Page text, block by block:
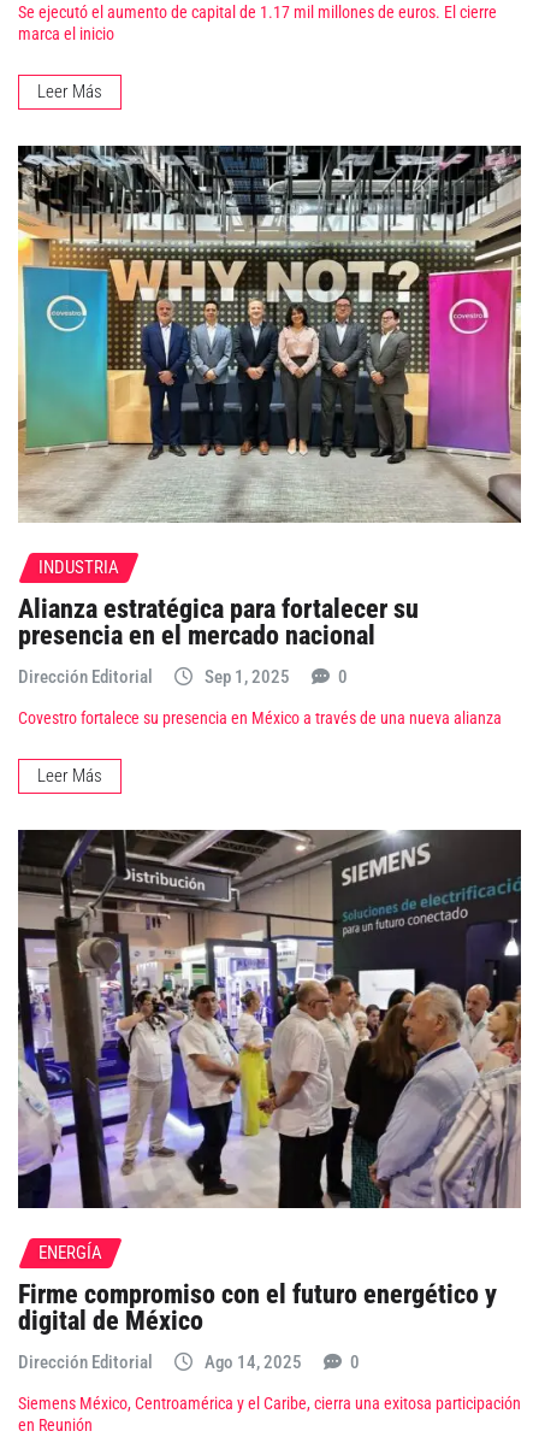
Se ejecutó el aumento de capital de 1.17 mil millones de euros. El cierre
marca el inicio
Leer Más
INDUSTRIA
Alianza estratégica para fortalecer su
presencia en el mercado nacional
Dirección Editorial Sep 1, 2025 0
Covestro fortalece su presencia en México a través de una nueva alianza
Leer Más
ENERGÍA
Firme compromiso con el futuro energético y
digital de México
Dirección Editorial Ago 14, 2025 0
Siemens México, Centroamérica y el Caribe, cierra una exitosa participación
en Reunión